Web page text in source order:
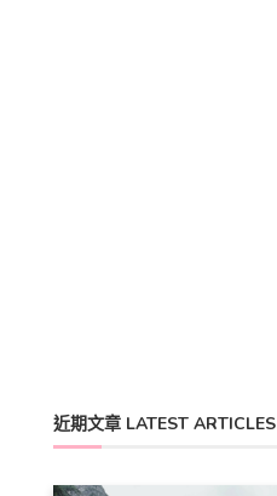
近期文章 LATEST ARTICLES